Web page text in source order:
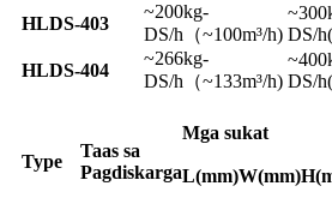
HLDS-403
~200kg-
DS/h（~100m³/h) DS/
HLDS-404
~266kg-
DS/h（~133m³/h) DS/
Type
Taas sa
Pagdiskarga
Mga sukat
L(mm)W(mm)